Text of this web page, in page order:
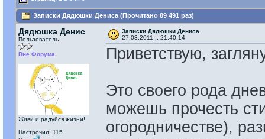
Записки Дядюшки Дениса (Прочитано 89 491 раз)
Дядюшка Денис
Пользователь
Вне Форума
Живи и радуйся жизни!
Настрочил: 115
Записки Дядюшки Дениса
27.03.2011 :: 21:40:14
Приветствую,
Это своего рода
можешь прочесть
огородничестве),